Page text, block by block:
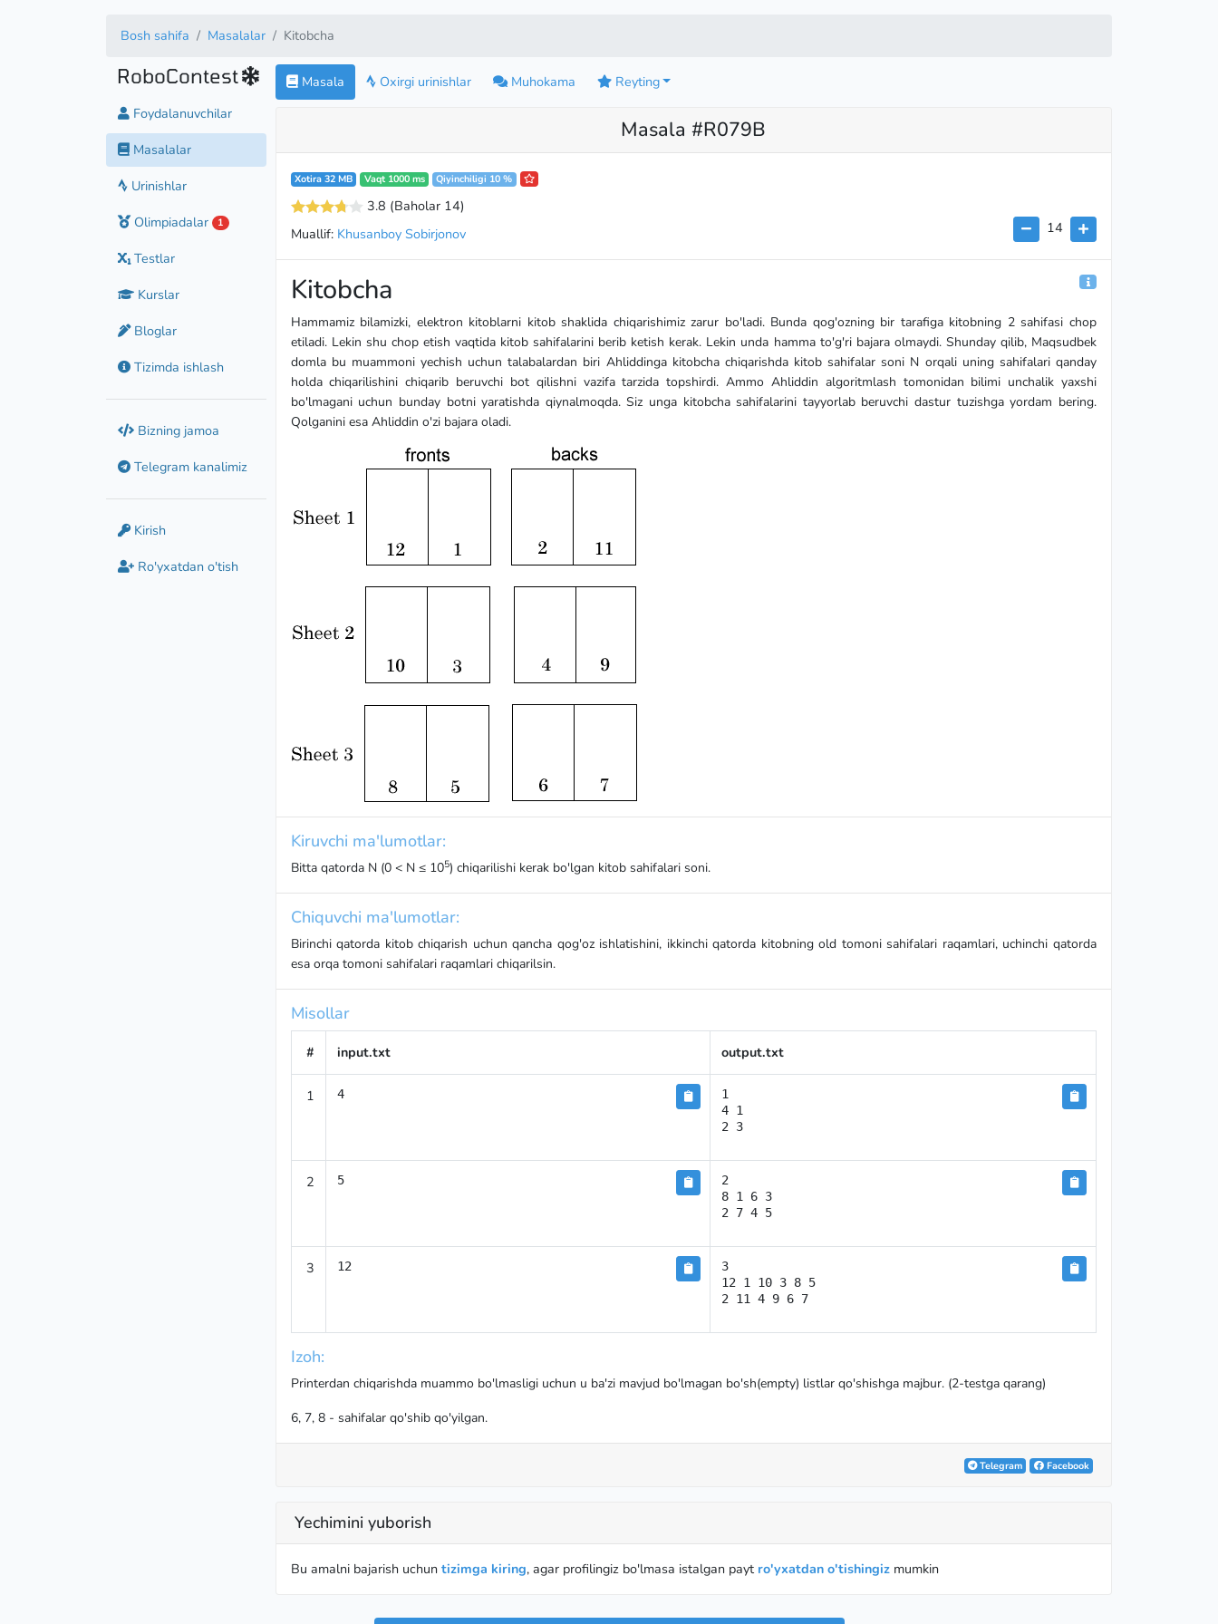
Bosh sahifa Masalalar Kitobcha
RoboContest
Foydalanuvchilar
Masalalar
Urinishlar
Olimpiadalar
1
Testlar
Kurslar
Bloglar
Tizimda ishlash
Bizning jamoa
Telegram kanalimiz
Kirish
Ro'yxatdan o'tish
Masala Oxirgi urinishlar Muhokama Reyting
Masala #R079B
Xotira 32 MB Vaqt 1000 ms Qiyinchiligi 10 %
3.8 (Baholar 14)
14
Muallif: Khusanboy Sobirjonov
Kitobcha
Hammamiz bilamizki, elektron kitoblarni kitob shaklida chiqarishimiz zarur bo'ladi. Bunda qog'ozning bir tarafiga kitobning 2 sahifasi chop
etiladi. Lekin shu chop etish vaqtida kitob sahifalarini berib ketish kerak. Lekin unda hamma to'g'ri bajara olmaydi. Shunday qilib, Maqsudbek
domla bu muammoni yechish uchun talabalardan biri Ahliddinga kitobcha chiqarishda kitob sahifalar soni N orqali uning sahifalari qanday
holda chiqarilishini chiqarib beruvchi bot qilishni vazifa tarzida topshirdi. Ammo Ahliddin algoritmlash tomonidan bilimi unchalik yaxshi
bo'lmagani uchun bunday botni yaratishda qiynalmoqda. Siz unga kitobcha sahifalarini tayyorlab beruvchi dastur tuzishga yordam bering.
Qolganini esa Ahliddin o'zi bajara oladi.
Kiruvchi ma'lumotlar:
Bitta qatorda N (0 < N ≤ 105) chiqarilishi kerak bo'lgan kitob sahifalari soni.
Chiquvchi ma'lumotlar:
Birinchi qatorda kitob chiqarish uchun qancha qog'oz ishlatishini, ikkinchi qatorda kitobning old tomoni sahifalari raqamlari, uchinchi qatorda
esa orqa tomoni sahifalari raqamlari chiqarilsin.
Misollar
# input.txt output.txt
1 4
1
4 1
2 3
2 5
2
8 1 6 3
2 7 4 5
3 12
3
12 1 10 3 8 5
2 11 4 9 6 7
Izoh:
Printerdan chiqarishda muammo bo'lmasligi uchun u ba'zi mavjud bo'lmagan bo'sh(empty) listlar qo'shishga majbur. (2-testga qarang)
6, 7, 8 - sahifalar qo'shib qo'yilgan.
Telegram Facebook
Yechimini yuborish
Bu amalni bajarish uchun tizimga kiring, agar profilingiz bo'lmasa istalgan payt ro'yxatdan o'tishingizmumkin